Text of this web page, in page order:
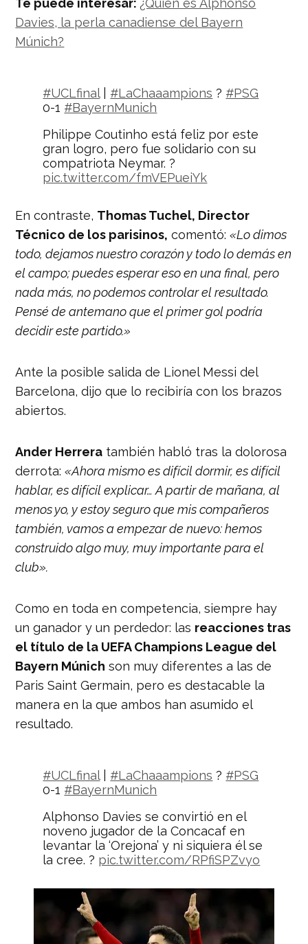
Davies, la perla canadiense del Bayern
Múnich?
#UCLfinal| #LaChaaampions ? #PSG
0-1 #BayernMunich
Philippe Coutinho está feliz por este
gran logro, pero fue solidario con su
compatriota Neymar. ?
pic.twitter.com/fmVEPueiYk
(@naciondeportes_)August 23, 2020
En contraste, Thomas Tuchel, Director
Técnico de los parisinos, comentó:«Lo dimos
todo, dejamos nuestro corazón y todo lo demás en
el campo; puedes esperar eso en una final, pero
nada más, no podemos controlar el resultado.
Pensé de antemano que el primer gol podría
decidir este partido.»
Ante la posible salida de Lionel Messi del
Barcelona, dijo que lo recibiría con los brazos
abiertos.
Ander Herrera también habló tras la dolorosa
derrota:«Ahora mismo es difícil dormir, es difícil
hablar, es difícil explicar… A partir de mañana, al
menos yo, y estoy seguro que mis compañeros
también, vamos a empezar de nuevo: hemos
construido algo muy, muy importante para el
club».
Como en toda en competencia, siempre hay
un ganador y un perdedor: las reacciones tras
el título de la UEFA Champions League del
Bayern Múnich son muy diferentes a las de
Paris Saint Germain, pero es destacable la
manera en la que ambos han asumido el
resultado.
#UCLfinal| #LaChaaampions ? #PSG
0-1 #BayernMunich
Alphonso Davies se convirtió en el
noveno jugador de la Concacaf en
levantar la ‘Orejona’ y ni siquiera él se
la cree. ? pic.twitter.com/RPfiSPZvyo
— Nación Deportes
(@naciondeportes_)
August 23, 2020